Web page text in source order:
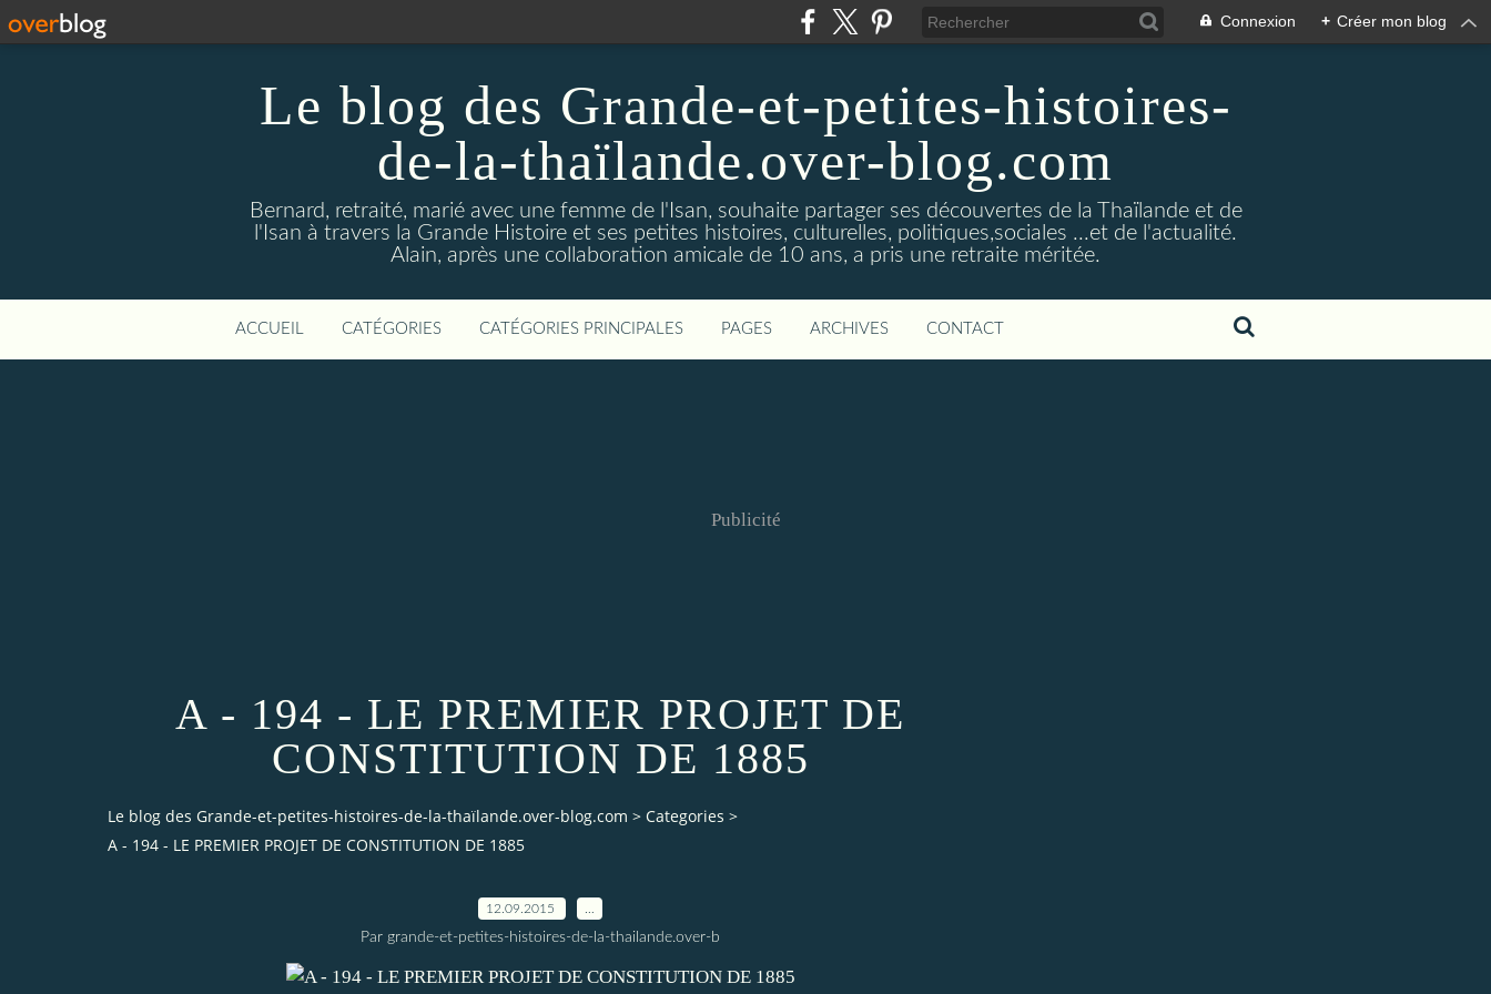
Connexion + Créer mon blog
Le blog des Grande-et-petites-histoires-
de-la-thaïlande.over-blog.com
Bernard, retraité, marié avec une femme de l'Isan, souhaite partager ses découvertes de la Thaïlande et de
l'Isan à travers la Grande Histoire et ses petites histoires, culturelles, politiques,sociales ...et de l'actualité.
Alain, après une collaboration amicale de 10 ans, a pris une retraite méritée.
ACCUEIL CATÉGORIES CATÉGORIES PRINCIPALES PAGES ARCHIVES CONTACT
Publicité
A - 194 - LE PREMIER PROJET DE
CONSTITUTION DE 1885
Le blog des Grande-et-petites-histoires-de-la-thaïlande.over-blog.com > Categories >
A - 194 - LE PREMIER PROJET DE CONSTITUTION DE 1885
12.09.2015
Par grande-et-petites-histoires-de-la-thailande.over-b